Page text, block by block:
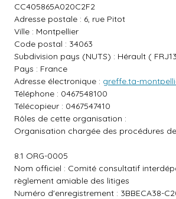
CC405865A020C2F2
Adresse postale : 6, rue Pitot
Ville : Montpellier
Code postal : 34063
Subdivision pays (NUTS) : Hérault (
Pays : France
Adresse électronique : greffe.ta-
Téléphone : 0467548100
Télécopieur : 0467547410
Rôles de cette organisation :
Organisation chargée des procédures
8.1 ORG-0005
Nom officiel : Comité consultatif
règlement amiable des litiges
Numéro d'enregistrement : 3BBECA38-